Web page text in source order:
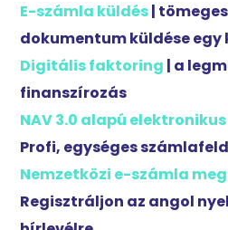
E-számla küldés|
dokumentum küldése
Digitális faktoring | a
finanszírozás
NAV 3.0 alapú
Profi, egységes
Nemzetközi e-számla
Regisztráljon az angol